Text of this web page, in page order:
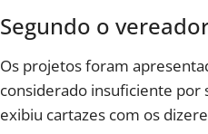
Segundo o
Os projetos foram
considerado insuficiente por
exibiu cartazes com os